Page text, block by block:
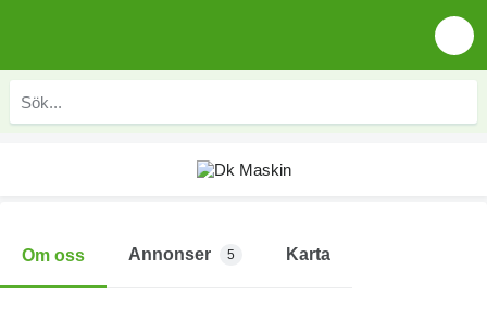
Om oss Annonser 5 Karta